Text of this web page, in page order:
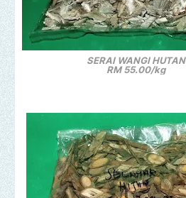
SERAI WANGI HUTAN
RM 55.00/kg